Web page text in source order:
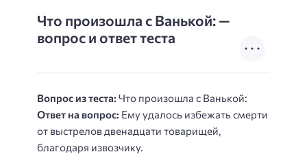
Что произошла с Ванькой: —
вопрос и ответ теста
Вопрос из теста: Что произошла с Ванькой:
Ответ на вопрос: Ему удалось избежать смерти
от выстрелов двенадцати товарищей,
благодаря извозчику.